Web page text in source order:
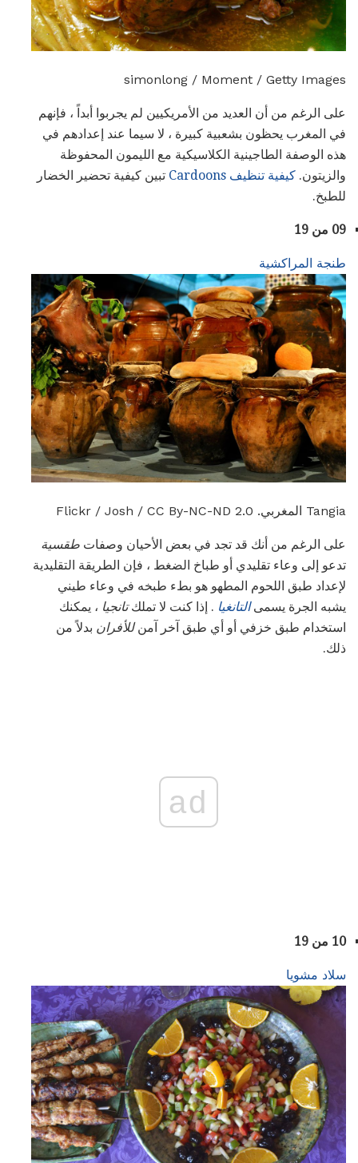
simonlong / Moment / Getty Images
على الرغم من أن العديد من الأمريكيين لم يجربوا أبداً ، فإنهم
في المغرب يحظون بشعبية كبيرة ، لا سيما عند إعدادهم في
هذه الوصفة الطاجينية الكلاسيكية مع الليمون المحفوظة
والزيتون. كيفية تنظيف Cardoons
تبين كيفية تحضير الخضار
للطبخ.
09 من 19
طنجة المراكشية
Tangia المغربي. Flickr / Josh / CC By-NC-ND 2.0
على الرغم من أنك قد تجد في بعض الأحيان وصفات طقسية
تدعو إلى وعاء تقليدي أو طباخ الضغط ، فإن الطريقة التقليدية
لإعداد طبق اللحوم المطهو ​​هو بطء طبخه في وعاء طيني
يشبه الجرة يسمىالتانغيا . إذا كنت لا تملكتانجيا ، يمكنك
استخدام طبق خزفي أو أي طبق آخر آمنللأفران بدلاً من
ذلك.
ad
10 من 19
سلاد مشويا